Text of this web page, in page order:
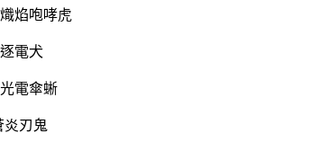
焰咆哮虎
電犬
電傘蜥
炎刃鬼